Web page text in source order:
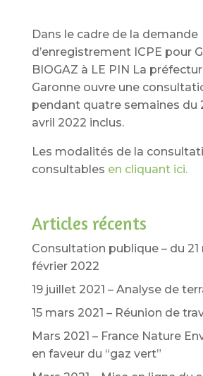
Dans le cadre de la demande
d’enregistrement ICPE pour
BIOGAZ à LE PIN La
Garonne ouvre une
pendant quatre semaines du
avril 2022 inclus.
Les modalités de la
consultables en cliquant ici.
Articles récents
Consultation publique – du 21
février 2022
19 juillet 2021 – Analyse de
15 mars 2021 – Réunion de
Mars 2021 – France Nature
en faveur du “gaz vert”